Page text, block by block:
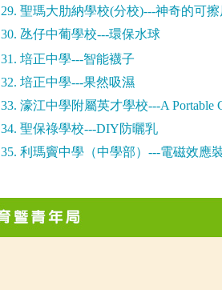
29. 聖瑪大肋納學校(分校)---神奇的可
30. 氹仔中葡學校---環保水球
31. 培正中學---智能襪子
32. 培正中學---果然吸濕
33. 濠江中學附屬英才學校---A Portable
34. 聖保祿學校---DIY防曬乳
35. 利瑪竇中學（中學部）---電磁效應